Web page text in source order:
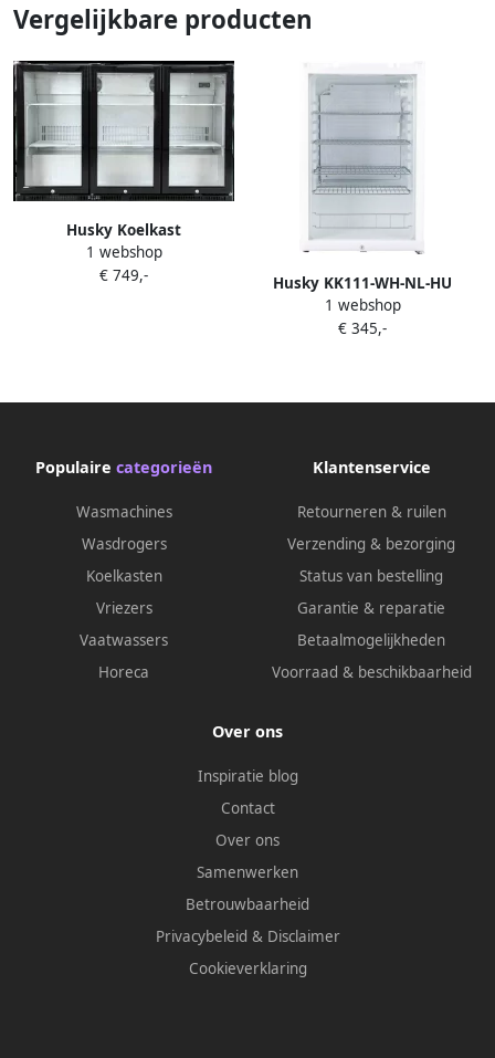
Vergelijkbare producten
Husky Koelkast
C3865BKNLHU | Vrijstaande
tafelmodelkoelkasten |
1 webshop
€ 749,-
Husky KK111-WH-NL-HU
Koelkast Tafelmodel Dranken
Koelkast Barkoelkast Met
1 webshop
€ 345,-
Populaire categorieën
Wasmachines
Wasdrogers
Koelkasten
Vriezers
Vaatwassers
Horeca
Klantenservice
Retourneren & ruilen
Verzending & bezorging
Status van bestelling
Garantie & reparatie
Betaalmogelijkheden
Voorraad & beschikbaarheid
Over ons
Inspiratie blog
Contact
Over ons
Samenwerken
Betrouwbaarheid
Privacybeleid & Disclaimer
Cookieverklaring